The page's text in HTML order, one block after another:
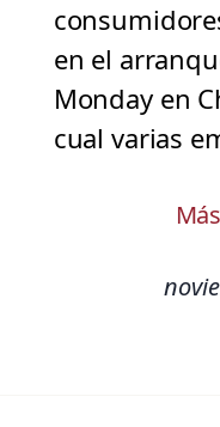
en el
Monday en
cual varias